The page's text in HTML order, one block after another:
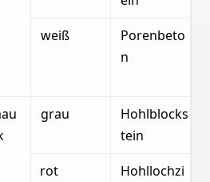
weiß
Porenbeto
n
grau
Hohlblocks
tein
rot
Hohllochzi